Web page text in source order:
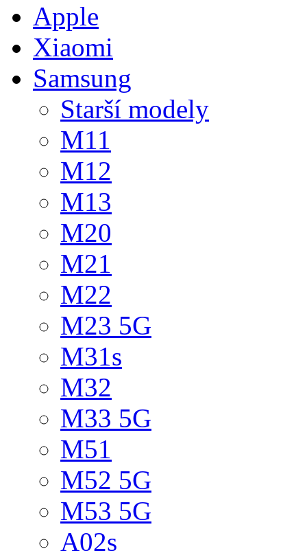
Apple
Xiaomi
Samsung
Starší modely
M11
M12
M13
M20
M21
M22
M23 5G
M31s
M32
M33 5G
M51
M52 5G
M53 5G
A02s